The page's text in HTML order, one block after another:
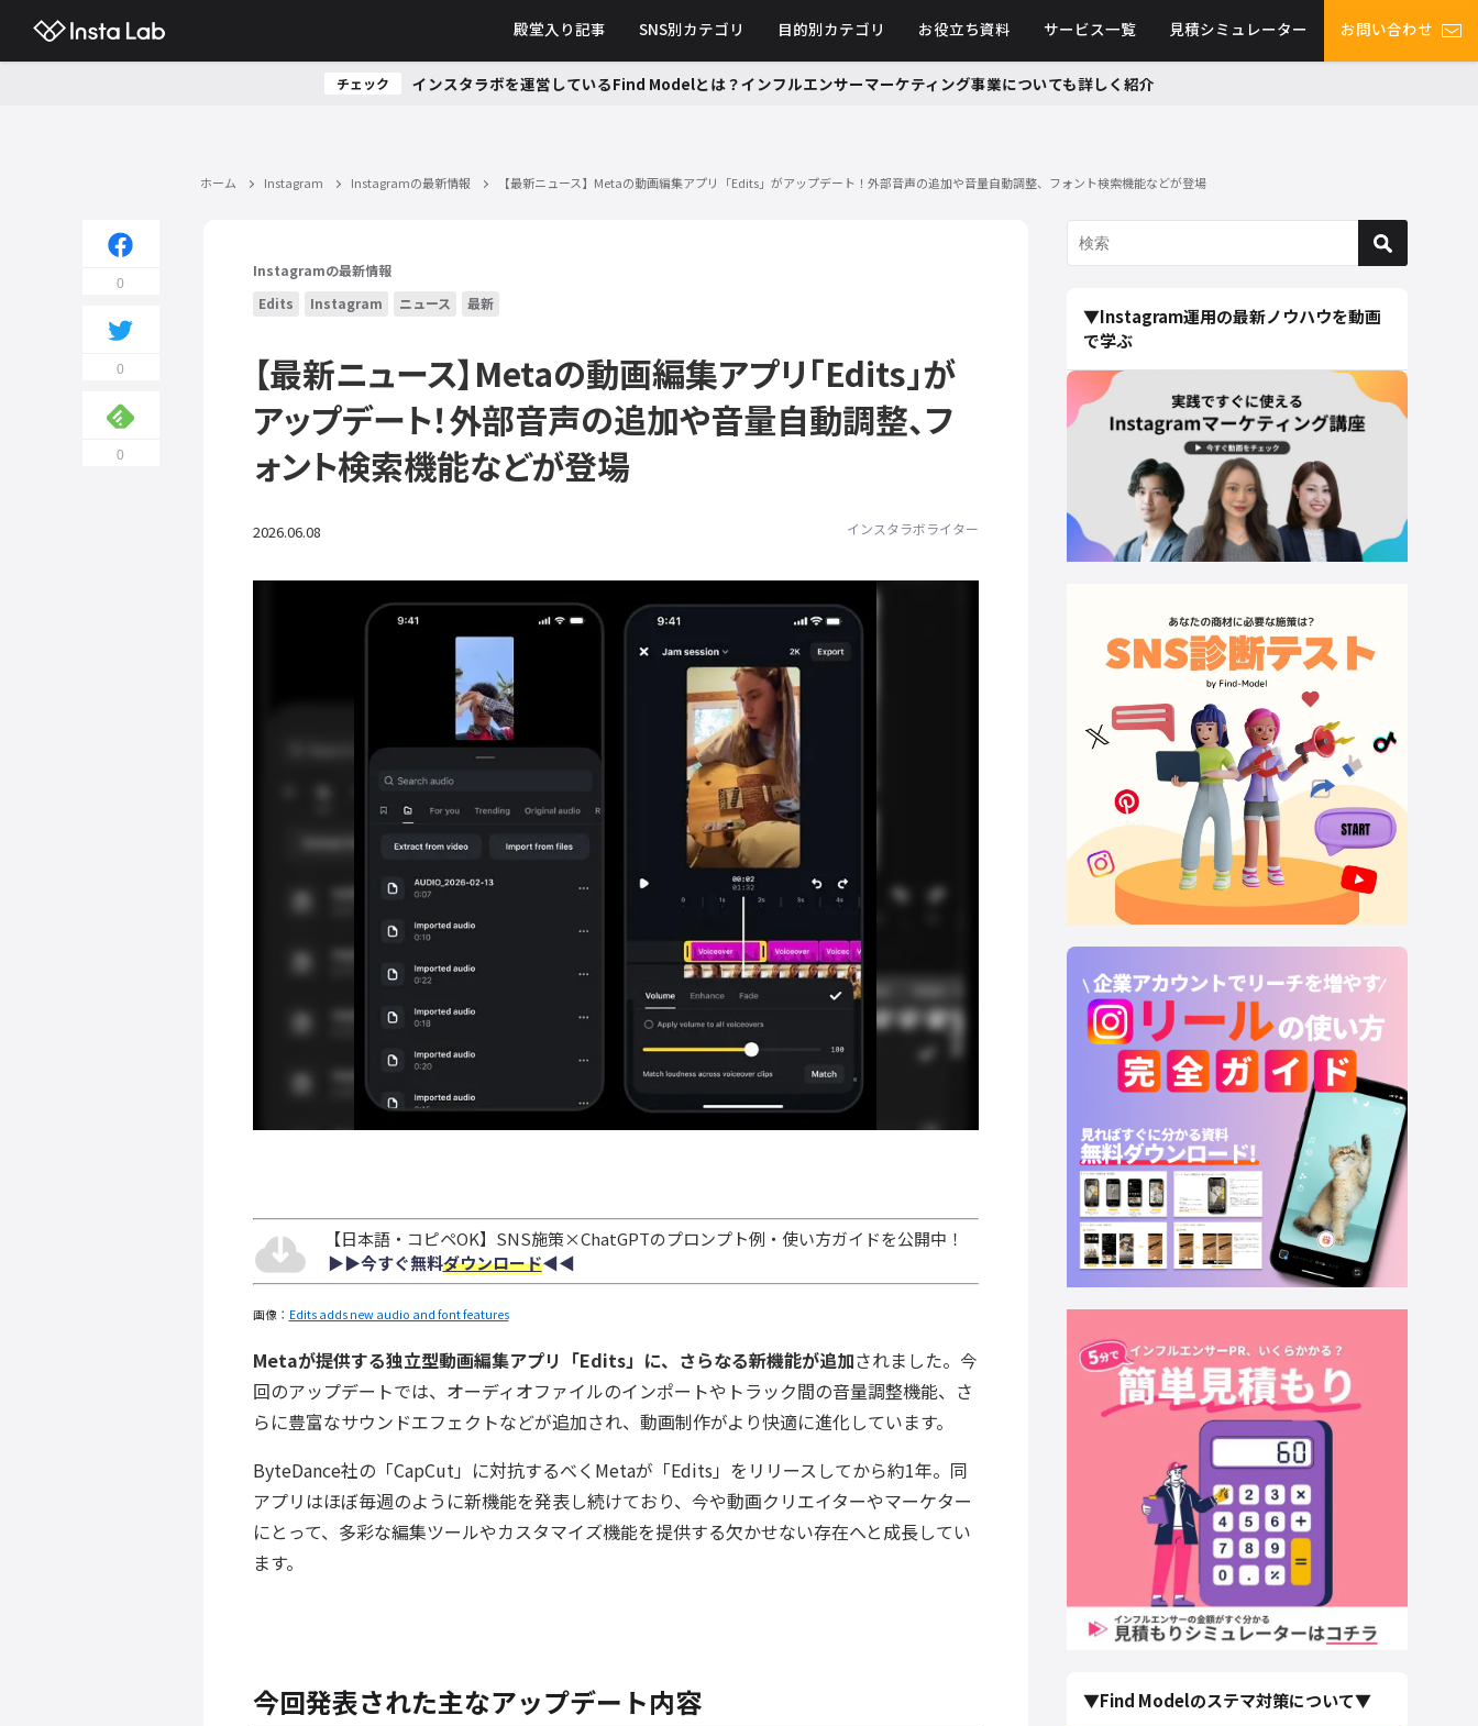
殿堂入り記事 SNS別カテゴリ 目的別カテゴリ お役立ち資料 サービス一覧 見積シミュレーター お問い合わせ
チェック インスタラボを運営しているFind Modelとは？インフルエンサーマーケティング事業についても詳しく紹介
ホーム Instagram Instagramの最新情報 【最新ニュース】Metaの動画編集アプリ「Edits」がアップデート！外部音声の追加や音量自動調整、フォント検索機能などが登場
0
0
0
Instagramの最新情報
Edits
Instagram ニュース 最新
【最新ニュース】Metaの動画編集アプリ「Edits」が
アップデート！外部音声の追加や音量自動調整、フ
ォント検索機能などが登場
2026.06.08 インスタラボライター
【日本語・コピペOK】SNS施策×ChatGPTのプロンプト例・使い方ガイドを公開中！
▶︎▶︎今すぐ無料ダウンロード◀︎◀︎
画像： Edits adds new audio and font features
Metaが提供する独立型動画編集アプリ「Edits」に、さらなる新機能が追加されました。今
回のアップデートでは、オーディオファイルのインポートやトラック間の音量調整機能、さ
らに豊富なサウンドエフェクトなどが追加され、動画制作がより快適に進化しています。
ByteDance社の「CapCut」に対抗するべくMetaが「Edits」をリリースしてから約1年。同
アプリはほぼ毎週のように新機能を発表し続けており、今や動画クリエイターやマーケター
にとって、多彩な編集ツールやカスタマイズ機能を提供する欠かせない存在へと成長してい
ます。
今回発表された主なアップデート内容
▼Instagram運用の最新ノウハウを動画
で学ぶ
▼Find Modelのステマ対策について▼